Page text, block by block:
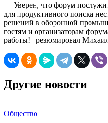
— Уверен, что форум
для продуктивного поиска
решений в оборонной
гостям и организаторам
работы! –резюмировал
Другие новости
Общество